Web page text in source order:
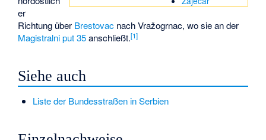
er
Richtung über Brestovac nachVražogrnac, wo sie an der
Magistralni put 35anschließt.[1]
Siehe auch
Liste der Bundesstraßen in Serbien